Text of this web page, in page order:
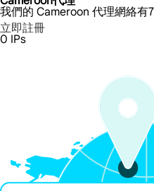
我們的 Cameroon 代理網絡有
立即註冊
0 IPs